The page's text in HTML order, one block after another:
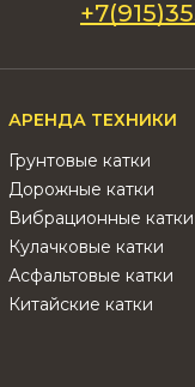
АРЕНДА ТЕХНИКИ
Грунтовые катки
Дорожные катки
Вибрационные катки
Кулачковые катки
Асфальтовые катки
Китайские катки